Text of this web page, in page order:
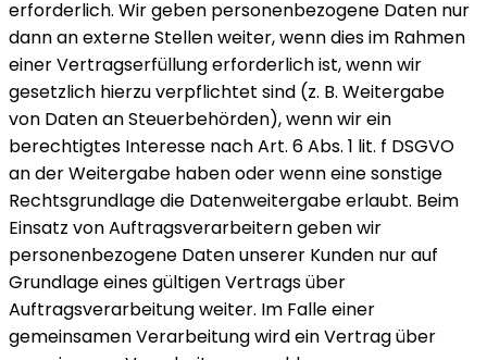
erforderlich. Wir geben personenbezogene Daten nur
dann an externe Stellen weiter, wenn dies im Rahmen
einer Vertragserfüllung erforderlich ist, wenn wir
gesetzlich hierzu verpflichtet sind (z. B. Weitergabe
von Daten an Steuerbehörden), wenn wir ein
berechtigtes Interesse nach Art. 6 Abs. 1 lit. f DSGVO
an der Weitergabe haben oder wenn eine sonstige
Rechtsgrundlage die Datenweitergabe erlaubt. Beim
Einsatz von Auftragsverarbeitern geben wir
personenbezogene Daten unserer Kunden nur auf
Grundlage eines gültigen Vertrags über
Auftragsverarbeitung weiter. Im Falle einer
gemeinsamen Verarbeitung wird ein Vertrag über